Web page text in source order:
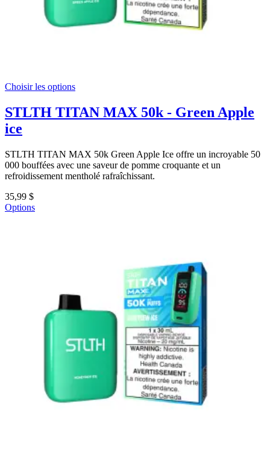
Choisir les options
STLTH TITAN MAX 50k - Green Apple
ice
STLTH TITAN MAX 50k Green Apple Ice offre un incroyable 50
000 bouffées avec une saveur de pomme croquante et un
refroidissement mentholé rafraîchissant.
35,99 $
Options